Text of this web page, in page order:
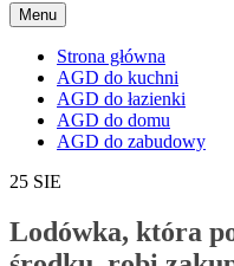
Menu Przejdź
do
treści
Strona główna
AGD do kuchni
AGD do łazienki
AGD do domu
AGD do zabudowy
25 SIE
Lodówka, która